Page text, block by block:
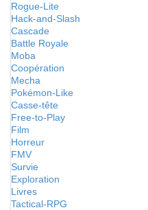
Rogue-Lite
Hack-and-Slash
Cascade
Battle Royale
Moba
Coopération
Mecha
Pokémon-Like
Casse-tête
Free-to-Play
Film
Horreur
FMV
Survie
Exploration
Livres
Tactical-RPG